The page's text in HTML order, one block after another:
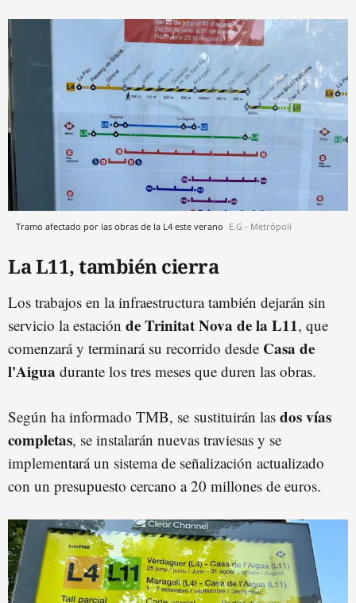
Tramo afectado por las obras de la L4 este verano E.G - Metrópoli
La L11, también cierra
Los trabajos en la infraestructura también dejarán sin
servicio la estación de Trinitat Nova de la L11, que
comenzará y terminará su recorrido desde Casa de
l'Aigua durante los tres meses que duren las obras.
Según ha informado TMB, se sustituirán las dos vías
completas, se instalarán nuevas traviesas y se
implementará un sistema de señalización actualizado
con un presupuesto cercano a 20 millones de euros.